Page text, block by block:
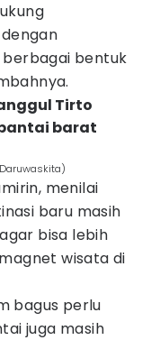
bentuk
Tirto
barat
menilai
baru masih
bisa lebih
wisata di
bagus perlu
juga masih